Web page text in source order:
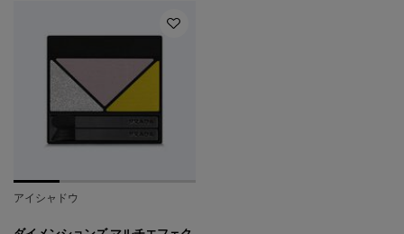
アイシャドウ